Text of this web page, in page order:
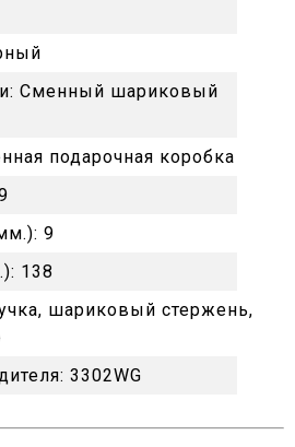
Сменный шариковый
подарочная коробка
9
138
шариковый стержень,
3302WG